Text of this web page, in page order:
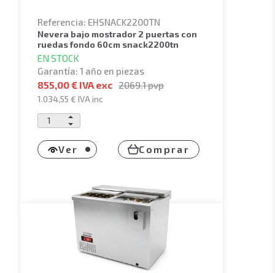
Referencia: EHSNACK2200TN
nevera bajo mostrador 2 puertas con
ruedas fondo 60cm snack2200tn
EN STOCK
Garantía: 1 año en piezas
855,00 € IVA exc 2069.1pvp
1.034,55 €IVA inc
Ver Comprar